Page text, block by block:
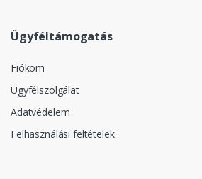
Ügyféltámogatás
Fiókom
Ügyfélszolgálat
Adatvédelem
Felhasználási feltételek